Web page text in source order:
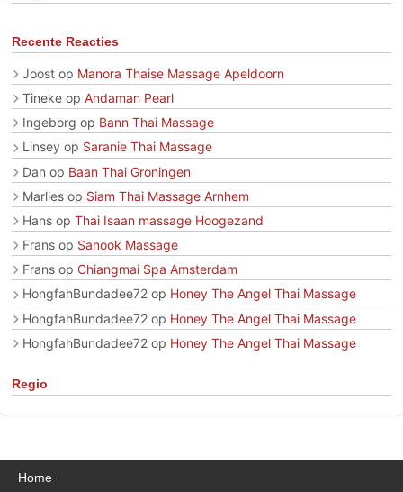
Recente Reacties
Joost op Manora Thaise Massage Apeldoorn
Tineke op Andaman Pearl
Ingeborg op Bann Thai Massage
Linsey op Saranie Thai Massage
Dan op Baan Thai Groningen
Marlies op Siam Thai Massage Arnhem
Hans op Thai Isaan massage Hoogezand
Frans op Sanook Massage
Frans op Chiangmai Spa Amsterdam
HongfahBundadee72 op Honey The Angel Thai Massage
HongfahBundadee72 op Honey The Angel Thai Massage
HongfahBundadee72 op Honey The Angel Thai Massage
Regio
Home